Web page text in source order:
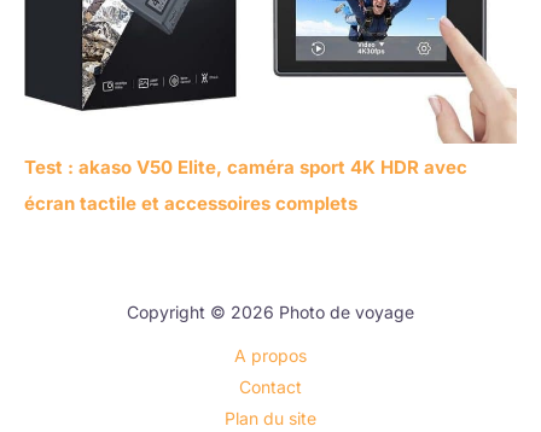
Test : akaso V50 Elite, caméra sport 4K HDR avec
écran tactile et accessoires complets
Copyright © 2026 Photo de voyage
A propos
Contact
Plan du site